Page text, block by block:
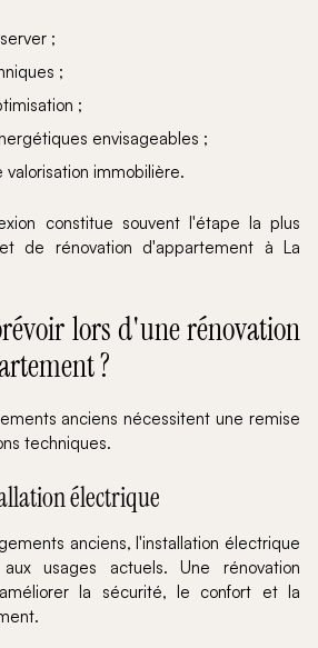
;
;
;
envisageables ;
immobilière.
constitue souvent l'étape la plus
de rénovation d'appartement à La
lors d'une rénovation
?
anciens nécessitent une remise
techniques.
électrique
anciens, l'installation électrique
usages actuels. Une rénovation
la sécurité, le confort et la